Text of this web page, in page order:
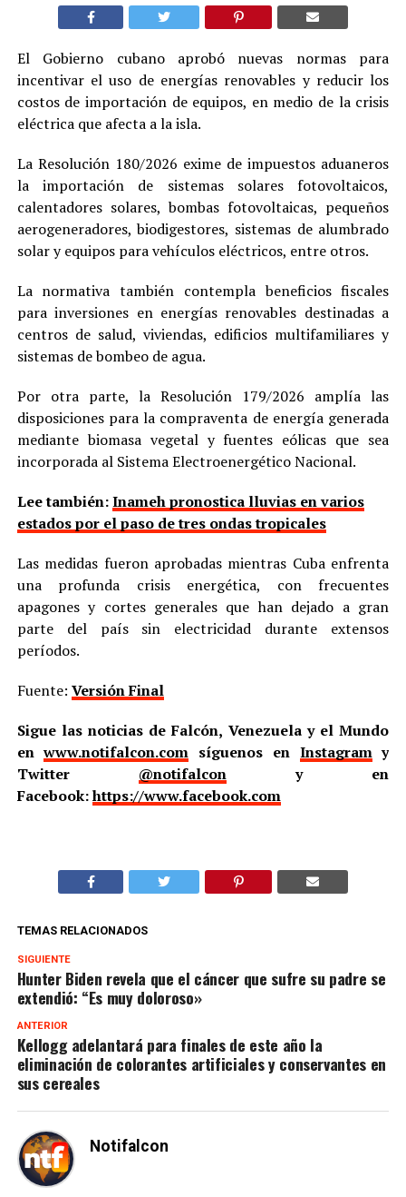
El Gobierno cubano aprobó nuevas normas para
incentivar el uso de energías renovables y reducir los
costos de importación de equipos, en medio de la crisis
eléctrica que afecta a la isla.
La Resolución 180/2026 exime de impuestos aduaneros
la importación de sistemas solares fotovoltaicos,
calentadores solares, bombas fotovoltaicas, pequeños
aerogeneradores, biodigestores, sistemas de alumbrado
solar y equipos para vehículos eléctricos, entre otros.
La normativa también contempla beneficios fiscales
para inversiones en energías renovables destinadas a
centros de salud, viviendas, edificios multifamiliares y
sistemas de bombeo de agua.
Por otra parte, la Resolución 179/2026 amplía las
disposiciones para la compraventa de energía generada
mediante biomasa vegetal y fuentes eólicas que sea
incorporada al Sistema Electroenergético Nacional.
Lee también:Inameh pronostica lluvias en varios
estados por el paso de tres ondas tropicales
Las medidas fueron aprobadas mientras Cuba enfrenta
una profunda crisis energética, con frecuentes
apagones y cortes generales que han dejado a gran
parte del país sin electricidad durante extensos
períodos.
Fuente: Versión Final
Sigue las noticias de Falcón, Venezuela y el Mundo
enwww.notifalcon.com síguenos en Instagramy
Twitter @notifalcony en
Facebook:https://www.facebook.com
TEMAS RELACIONADOS
SIGUIENTE
Hunter Biden revela que el cáncer que sufre su padre se
extendió: “Es muy doloroso»
ANTERIOR
Kellogg adelantará para finales de este año la
eliminación de colorantes artificiales y conservantes en
sus cereales
Notifalcon